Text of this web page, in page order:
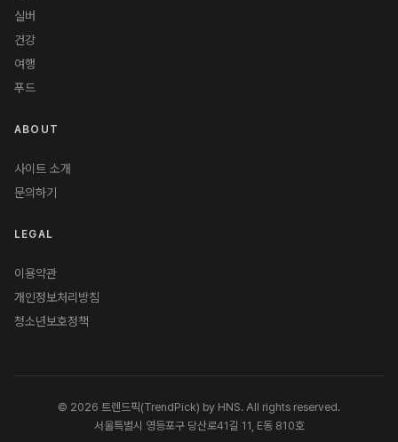
실버
건강
여행
푸드
ABOUT
사이트 소개
문의하기
LEGAL
이용약관
개인정보처리방침
청소년보호정책
© 2026 트렌드픽(TrendPick) by HNS. All rights reserved.
서울특별시 영등포구 당산로41길 11, E동 810호